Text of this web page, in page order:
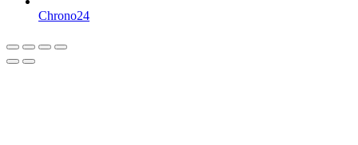
Chrono24